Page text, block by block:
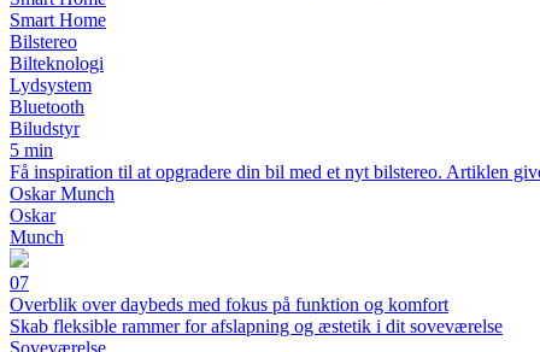
Smart Home
Bilstereo
Bilteknologi
Lydsystem
Bluetooth
Biludstyr
5 min
Få inspiration til at opgradere din bil med et nyt bilstereo. Artiklen
Oskar Munch
Oskar
Munch
07
Overblik over daybeds med fokus på funktion og komfort
Skab fleksible rammer for afslapning og æstetik i dit soveværelse
Soveværelse